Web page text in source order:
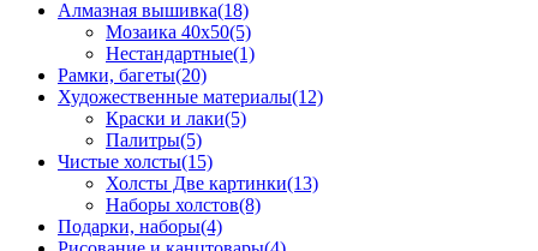
Алмазная вышивка(18)
Мозаика 40x50(5)
Нестандартные(1)
Рамки, багеты(20)
Художественные материалы(12)
Краски и лаки(5)
Палитры(5)
Чистые холсты(15)
Холсты Две картинки(13)
Наборы холстов(8)
Подарки, наборы(4)